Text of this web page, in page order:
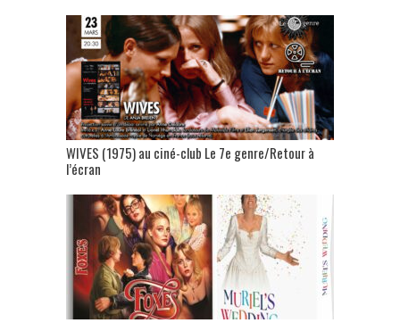
WIVES (1975) au ciné-club Le 7e genre/Retour à
l’écran